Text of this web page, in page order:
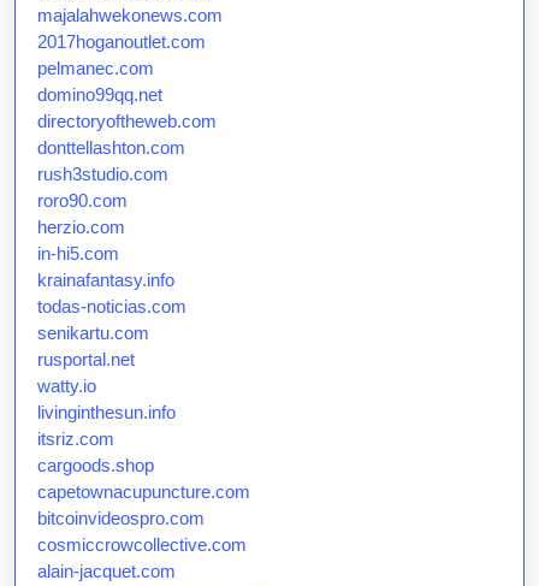
majalahwekonews.com
2017hoganoutlet.com
pelmanec.com
domino99qq.net
directoryoftheweb.com
donttellashton.com
rush3studio.com
roro90.com
herzio.com
in-hi5.com
krainafantasy.info
todas-noticias.com
senikartu.com
rusportal.net
watty.io
livinginthesun.info
itsriz.com
cargoods.shop
capetownacupuncture.com
bitcoinvideospro.com
cosmiccrowcollective.com
alain-jacquet.com